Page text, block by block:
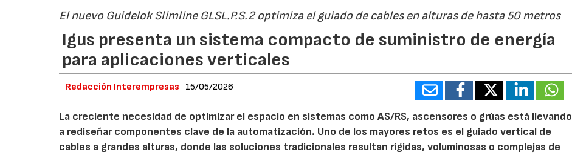
El nuevo Guidelok Slimline GLSL.P.S.2 optimiza el guiado de cables en alturas de hasta 50 metros
Igus presenta un sistema compacto de suministro de energía
para aplicaciones verticales
Redacción Interempresas 15/05/2026
La creciente necesidad de optimizar el espacio en sistemas como AS/RS, ascensores o grúas está llevando
a rediseñar componentes clave de la automatización. Uno de los mayores retos es el guiado vertical de
cables a grandes alturas, donde las soluciones tradicionales resultan rígidas, voluminosas o complejas de